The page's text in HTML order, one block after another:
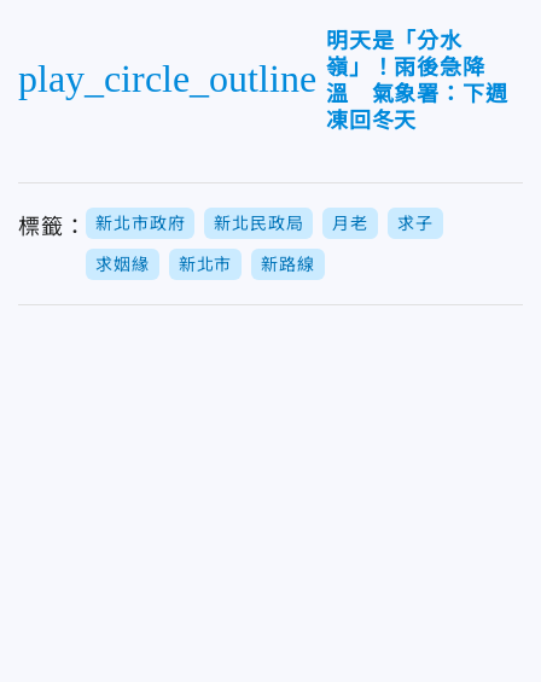
play_circle_outline
明天是「分水
嶺」！雨後急降
溫 氣象署：下週
凍回冬天
標籤： 新北市政府 新北民政局 月老 求子
求姻緣 新北市 新路線